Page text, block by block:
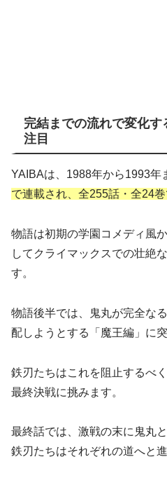
完結までの流れで変化
注目
YAIBAは、1988年から1993年
で連載され、全255話・全24巻
物語は初期の学園コメディ風
してクライマックスでの壮絶
す。
物語後半では、鬼丸が完全な
配しようとする「魔王編」に突
鉄刃たちはこれを阻止するべ
最終決戦に挑みます。
最終話では、激戦の末に鬼丸
鉄刃たちはそれぞれの道へと